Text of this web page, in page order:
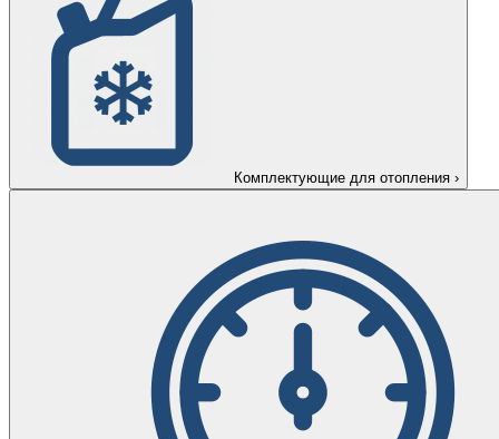
Комплектующие для отопления ›